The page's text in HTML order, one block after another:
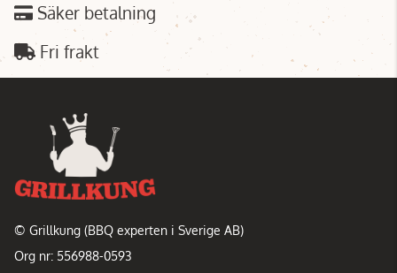
Säker betalning
Fri frakt
© Grillkung (BBQ experten i Sverige AB)
Org nr: 556988-0593